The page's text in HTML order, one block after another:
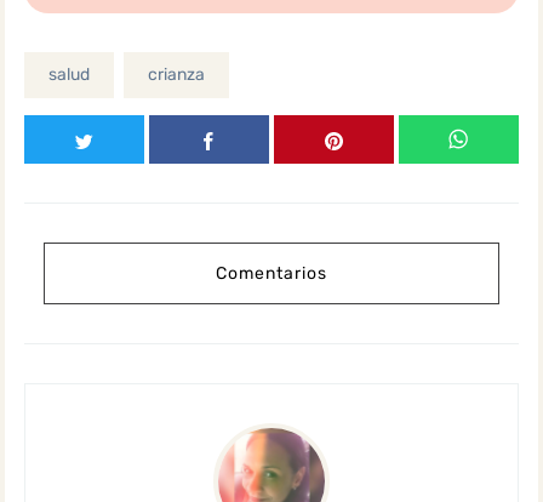
salud crianza
Comentarios